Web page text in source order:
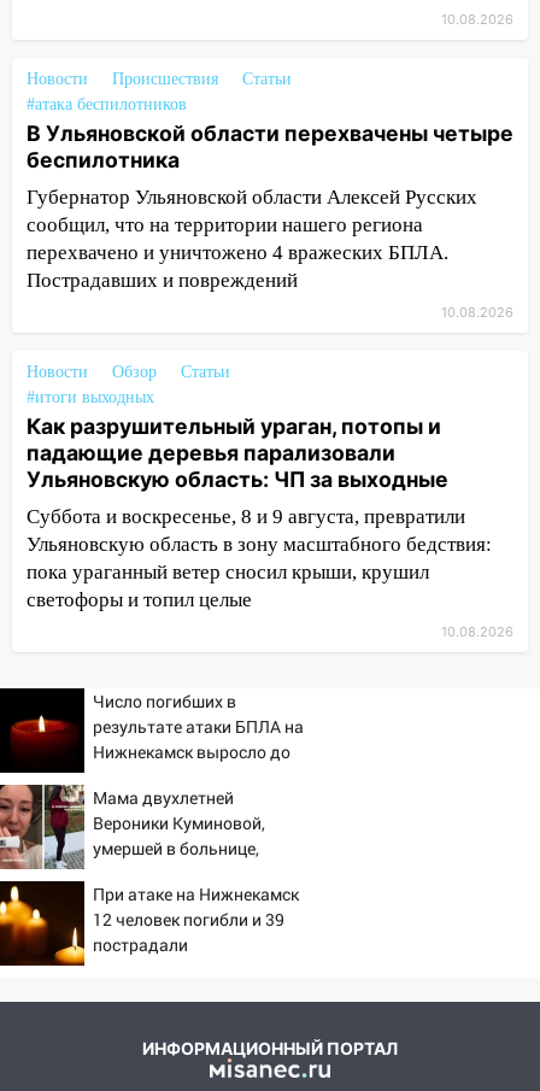
12 человек погибли и 39 получили
Нижнекамск
10:51 В Ульяновской области
перехвачены четыре беспилотника
10:15 Соцсети: мотоциклист врезался в
«Калину» в Новом городе
10:11 Во время атаки беспилотников в
Нижнекамске погибли люди: в
10:06
За выходные выпало больше
месячной нормы осадков и упало 111
деревьев в Ульяновске
10:00 В Кузоватово ураганный ветер
повредил кровли районного дома
культуры и школы
09:20 Момент падения дерева на
машину в Ульяновске попал на видео
мосту
09:10
Соцсети: на Московском шоссе в
Ульяновске произошла авария
08:02
В Ульяновске во время
диспансеризации у 26-летнего парня
выявили онкологию
Прохладная ночь и ветреный
день: прогноз погоды в Ульяновске 10
августа
06:00 Как разрушительный ураган,
парализовали Ульяновскую область: ЧП
10.08.2026
Новости Происшествия
Статьи
#атака беспилотников
В Ульяновской области перехвачены четыре
беспилотника
Губернатор Ульяновской области Алексей Русских
сообщил, что на территории нашего региона
перехвачено и уничтожено 4 вражеских БПЛА.
Пострадавших и повреждений
10.08.2026
Новости Обзор
Статьи
#итоги выходных
Как разрушительный ураган, потопы и
падающие деревья парализовали
Ульяновскую область: ЧП за выходные
Суббота и воскресенье, 8 и 9 августа, превратили
Ульяновскую область в зону масштабного бедствия:
пока ураганный ветер сносил крыши, крушил
светофоры и топил целые
10.08.2026
Число погибших в
результате атаки БПЛА на
Нижнекамск выросло до
Мама двухлетней
Вероники Куминовой,
умершей в больнице,
девочку
При атаке на Нижнекамск
12 человек погибли и 39
пострадали
ИНФОРМАЦИОННЫЙ ПОРТАЛ